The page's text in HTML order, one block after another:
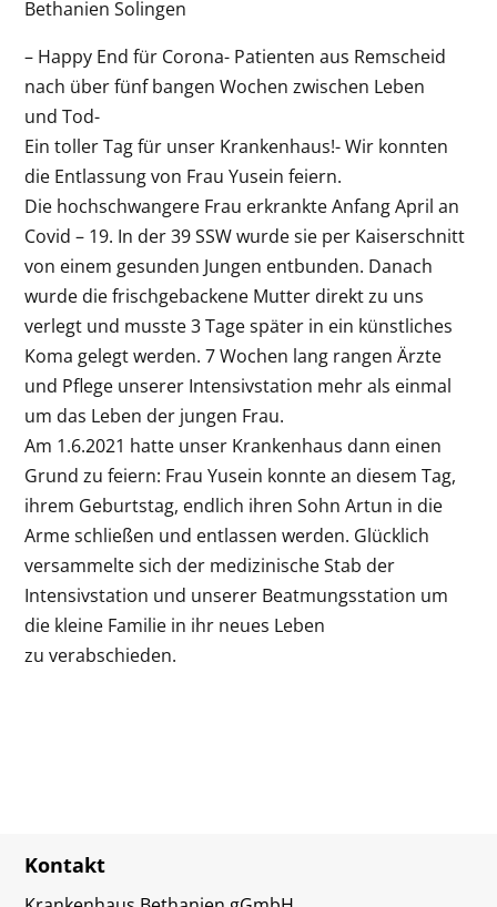
Bethanien Solingen
– Happy End für Corona- Patienten aus Remscheid
nach über fünf bangen Wochen zwischen Leben
und Tod-
Ein toller Tag für unser Krankenhaus!- Wir konnten
die Entlassung von Frau Yusein feiern.
Die hochschwangere Frau erkrankte Anfang April an
Covid – 19. In der 39 SSW wurde sie per Kaiserschnitt
von einem gesunden Jungen entbunden. Danach
wurde die frischgebackene Mutter direkt zu uns
verlegt und musste 3 Tage später in ein künstliches
Koma gelegt werden. 7 Wochen lang rangen Ärzte
und Pflege unserer Intensivstation mehr als einmal
um das Leben der jungen Frau.
Am 1.6.2021 hatte unser Krankenhaus dann einen
Grund zu feiern: Frau Yusein konnte an diesem Tag,
ihrem Geburtstag, endlich ihren Sohn Artun in die
Arme schließen und entlassen werden. Glücklich
versammelte sich der medizinische Stab der
Intensivstation und unserer Beatmungsstation um
die kleine Familie in ihr neues Leben
zu verabschieden.
Kontakt